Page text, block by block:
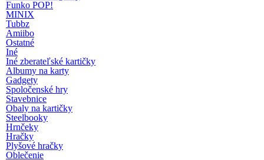
Funko POP!
MINIX
Tubbz
Amiibo
Ostatné
Iné
Iné zberateľské kartičky
Albumy na karty
Gadgety
Spoločenské hry
Stavebnice
Obaly na kartičky
Steelbooky
Hrnčeky
Hračky
Plyšové hračky
Oblečenie